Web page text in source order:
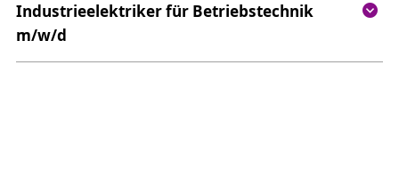
Industrieelektriker für Betriebstechnik
m/w/d